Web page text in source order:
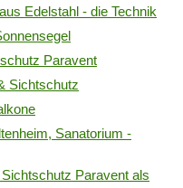
Edelstahl - die Technik
Paravent
Sichtschutz
Sanatorium -
Paravent als